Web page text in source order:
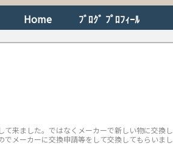
Home ﾌﾞﾛｸﾞ ﾌﾟﾛﾌｨｰﾙ
来ました。ではなくメーカーで新しい物に交換し
メーカーに交換申請等をして交換してもらいまし